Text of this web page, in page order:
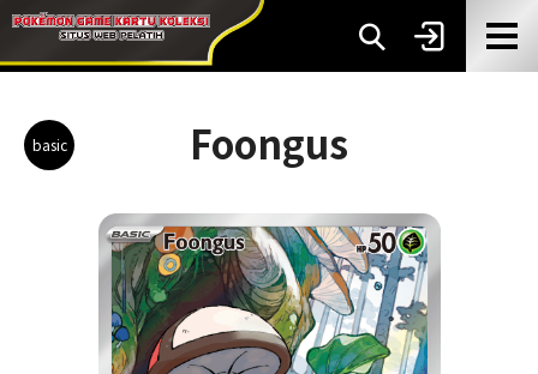
basic Foongus